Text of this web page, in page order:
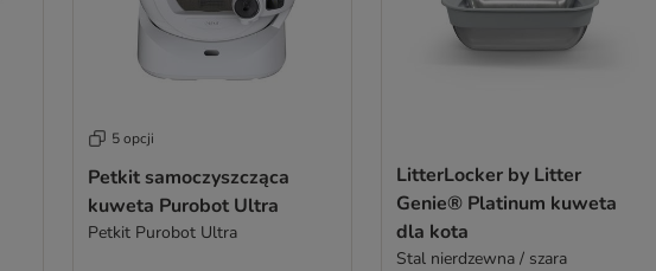
5 opcji
Petkit samoczyszcząca
kuweta Purobot Ultra
Petkit Purobot Ultra
LitterLocker by Litter
Genie® Platinum kuweta
dla kota
Stal nierdzewna / szara